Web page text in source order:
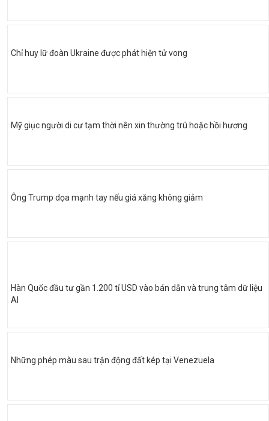
Chỉ huy lữ đoàn Ukraine được phát hiện tử vong
Mỹ giục người di cư tạm thời nên xin thường trú hoặc hồi hương
Ông Trump dọa mạnh tay nếu giá xăng không giảm
Hàn Quốc đầu tư gần 1.200 tỉ USD vào bán dẫn và trung tâm dữ liệu
AI
Những phép màu sau trận động đất kép tại Venezuela